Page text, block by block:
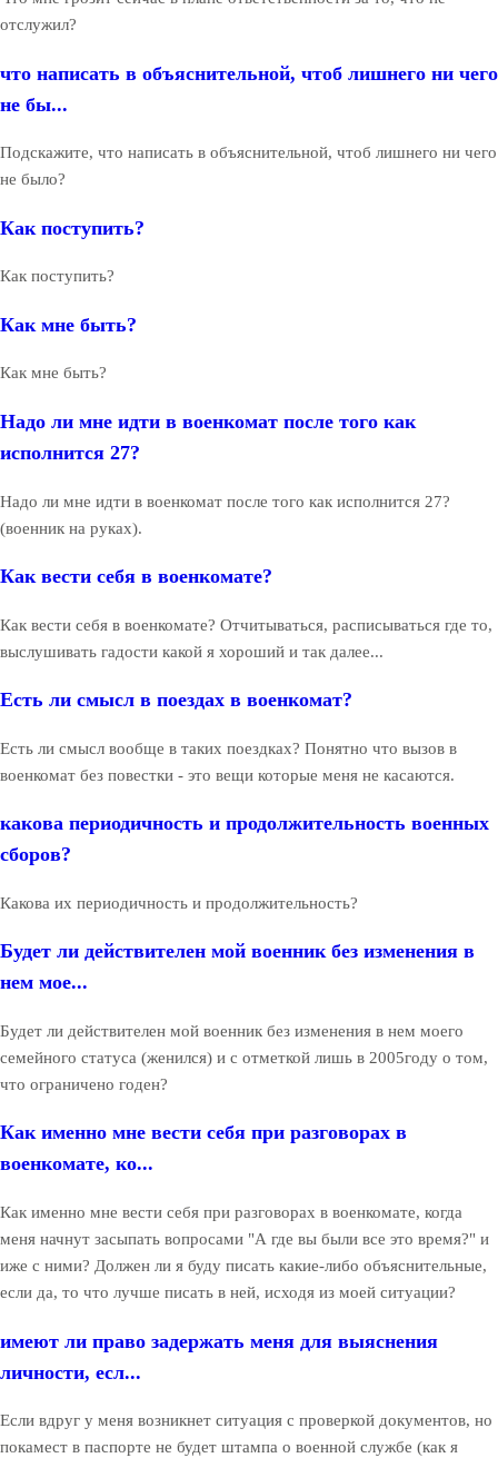
отслужил?
что написать в объяснительной, чтоб лишнего ни чего
не бы...
Подскажите, что написать в объяснительной, чтоб лишнего ни чего
не было?
Как поступить?
Как поступить?
Как мне быть?
Как мне быть?
Надо ли мне идти в военкомат после того как
исполнится 27?
Надо ли мне идти в военкомат после того как исполнится 27?
(военник на руках).
Как вести себя в военкомате?
Как вести себя в военкомате? Отчитываться, расписываться где то,
выслушивать гадости какой я хороший и так далее...
Есть ли смысл в поездах в военкомат?
Есть ли смысл вообще в таких поездках? Понятно что вызов в
военкомат без повестки - это вещи которые меня не касаются.
какова периодичность и продолжительность военных
сборов?
Какова их периодичность и продолжительность?
Будет ли действителен мой военник без изменения в
нем мое...
Будет ли действителен мой военник без изменения в нем моего
семейного статуса (женился) и с отметкой лишь в 2005году о том,
что ограничено годен?
Как именно мне вести себя при разговорах в
военкомате, ко...
Как именно мне вести себя при разговорах в военкомате, когда
меня начнут засыпать вопросами "А где вы были все это время?" и
иже с ними? Должен ли я буду писать какие-либо объяснительные,
если да, то что лучше писать в ней, исходя из моей ситуации?
имеют ли право задержать меня для выяснения
личности, есл...
Если вдруг у меня возникнет ситуация с проверкой документов, но
покамест в паспорте не будет штампа о военной службе (как я